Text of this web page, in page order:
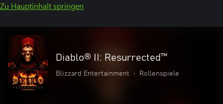
Zu Hauptinhalt springen
Diablo® II: Resurrected™
Blizzard Entertainment • Rollenspiele